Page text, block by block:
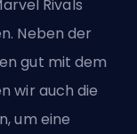
Rivals
Neben der
gut mit dem
wir auch die
um eine